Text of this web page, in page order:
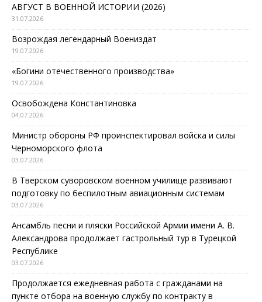
АВГУСТ В ВОЕННОЙ ИСТОРИИ (2026)
31.07.2026
Возрождая легендарный Воениздат
19.07.2026
«Богини отечественного производства»
19.07.2026
Освобождена Константиновка
04.07.2026
Министр обороны РФ проинспектировал войска и силы
Черноморского флота
03.07.2026
В Тверском суворовском военном училище развивают
подготовку по беспилотным авиационным системам
03.07.2026
Ансамбль песни и пляски Российской Армии имени А. В.
Александрова продолжает гастрольный тур в Турецкой
Республике
03.07.2026
Продолжается ежедневная работа с гражданами на
пункте отбора на военную службу по контракту в